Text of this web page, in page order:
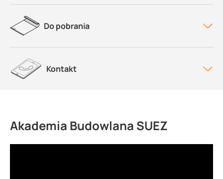
Do pobrania
Kontakt
Akademia Budowlana SUEZ